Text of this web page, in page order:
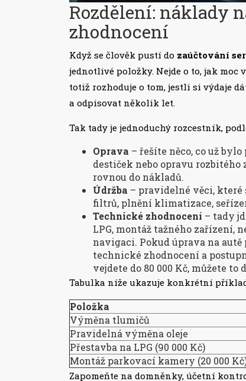
Rozdělení: náklady
zhodnocení
Když se člověk pustí do zaúčtování
jednotlivé položky. Nejde o to, jak moc
totiž rozhoduje o tom, jestli si výdaje
a odpisovat několik let.
Tak tady je jednoduchý rozcestník,
Oprava – řešíte něco, co už
destiček nebo opravu
rovnou do nákladů.
Údržba – pravidelné věci, které
filtrů, plnění klimatizace,
Technické zhodnocení – tady
LPG, montáž tažného zařízení,
navigaci. Pokud úprava na
technické zhodnocení a
vejdete do 80 000 Kč, můžete to
Tabulka níže ukazuje konkrétní
Položka
Výměna tlumičů
Pravidelná výměna oleje
Přestavba na LPG (90 000 Kč)
Montáž parkovací kamery (20 000
Zapomeňte na domněnky, účetní